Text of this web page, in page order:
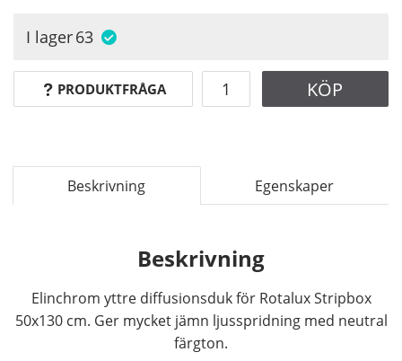
I lager63
PRODUKTFRÅGA KÖP
Beskrivning Egenskaper
Beskrivning
Elinchrom yttre diffusionsduk för Rotalux Stripbox
50x130 cm. Ger mycket jämn ljusspridning med neutral
färgton.